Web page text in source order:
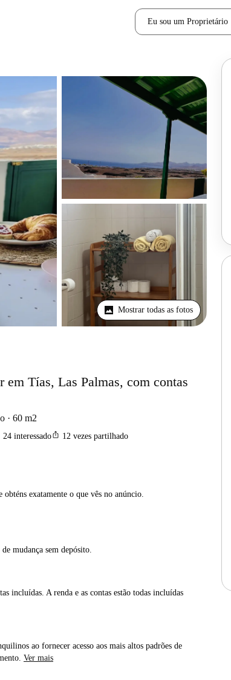
Eu sou um Proprietário
Mostrar todas as fotos
em Tías, Las Palmas, com contas
60 m2
24 interessadoios_share 12 vezes partilhado
obténs exatamente o que vês no anúncio.
mudança sem depósito.
incluídas. A renda e as contas estão todas incluídas
ao fornecer acesso aos mais altos padrões de
Ver mais